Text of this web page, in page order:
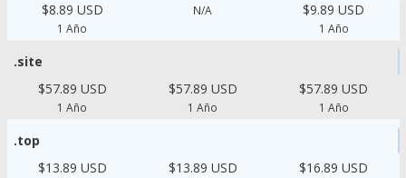
$8.89 USD
1 Año
N/A $9.89 USD
1 Año
.site
$57.89 USD
1 Año
$57.89 USD
1 Año
$57.89 USD
1 Año
.top
$13.89 USD
$13.89 USD $16.89 USD